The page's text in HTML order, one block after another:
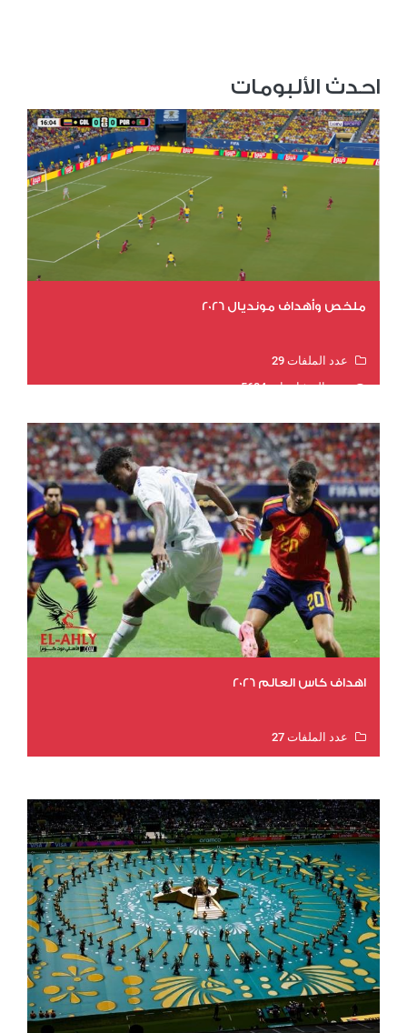
احدث الألبومات
ملخص وأهداف مونديال 2026
عدد الملفات 29
عدد المشاهدات 5604
اهداف كاس العالم 2026
عدد الملفات 27